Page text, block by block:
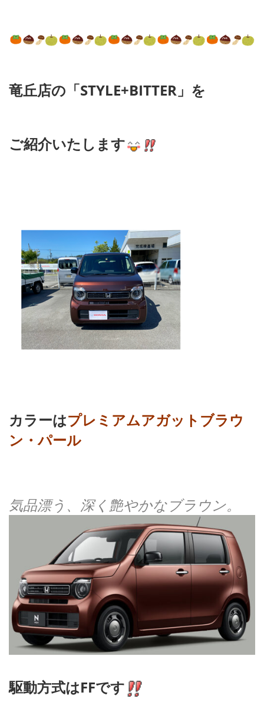
竜丘店の 「STYLE+BITTER」を
ご紹介いたします
カラーはプレミアムアガットブラウ
ン・パール
気品漂う、深く艶やかなブラウン。
駆動方式はFFです